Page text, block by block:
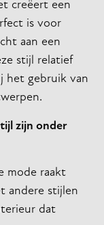
creëert een
is voor
aan een
stijl relatief
het gebruik van
zijn onder
mode raakt
andere stijlen
dat